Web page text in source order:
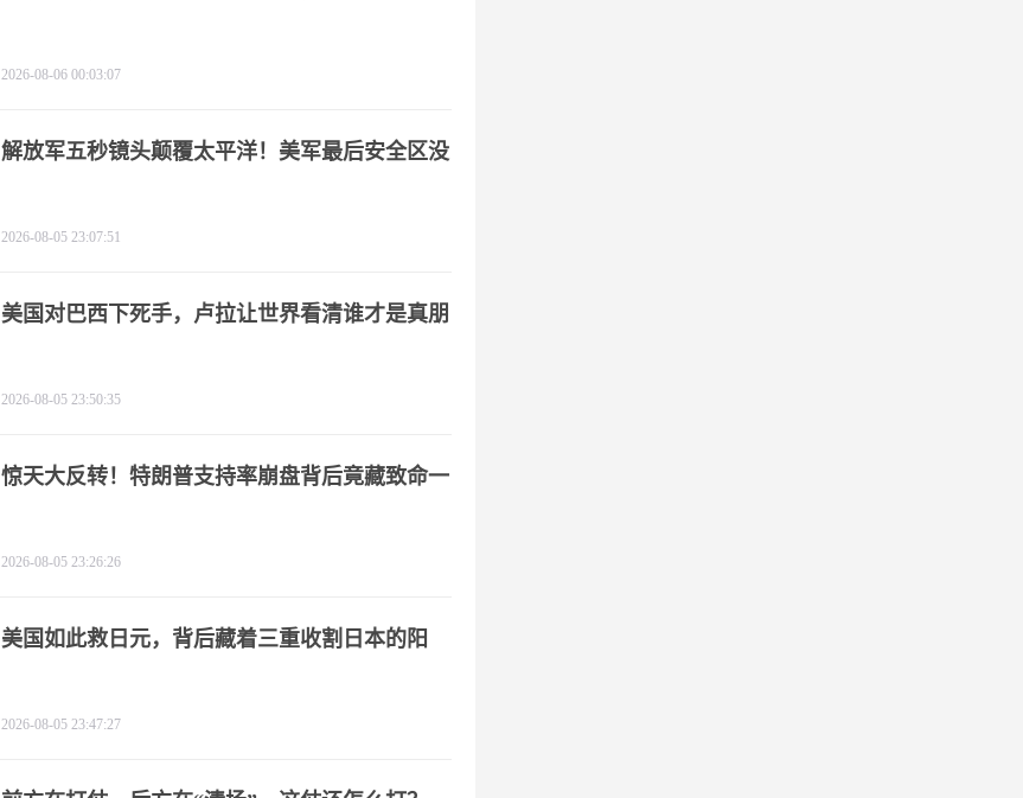
2026-08-06 00:03:07
解放军五秒镜头颠覆太平洋！美军最后安全区没
2026-08-05 23:07:51
美国对巴西下死手，卢拉让世界看清谁才是真朋
2026-08-05 23:50:35
惊天大反转！特朗普支持率崩盘背后竟藏致命一
2026-08-05 23:26:26
美国如此救日元，背后藏着三重收割日本的阳
2026-08-05 23:47:27